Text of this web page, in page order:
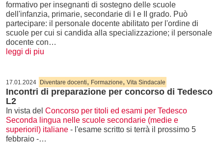
formativo per insegnanti di sostegno delle scuole
dell'infanzia, primarie, secondarie di I e II grado. Può
partecipare: il personale docente abilitato per l'ordine di
scuole per cui si candida alla specializzazione; il personale
docente con…
leggi di piu
17.01.2024 Diventare docenti, Formazione, Vita Sindacale
Incontri di preparazione per concorso di Tedesco
L2
In vista del Concorso per titoli ed esami per Tedesco
Seconda lingua nelle scuole secondarie (medie e
superioril) italiane - l'esame scritto si terrà il prossimo 5
febbraio -…